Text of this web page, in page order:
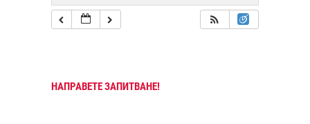
НАПРАВЕТЕ ЗАПИТВАНЕ!